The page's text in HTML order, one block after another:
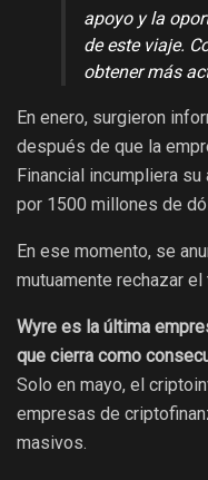
apoyo y la
de este viaje.
obtener más
En enero, surgieron
después de que la
Financial incumpliera
por 1500 millones de
En ese momento, se
mutuamente rechazar el
Wyre es la última
que cierra como
Solo en mayo, el
empresas de
masivos.